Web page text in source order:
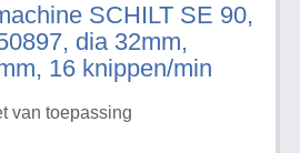
SCHILT SE 90,
dia 32mm,
16 knippen/min
van toepassing